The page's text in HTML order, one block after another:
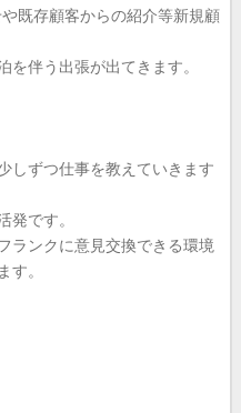
既存顧客からの紹介等新規顧
伴う出張が出てきます。
しずつ仕事を教えていきます
発です。
ランクに意見交換できる環境
す。